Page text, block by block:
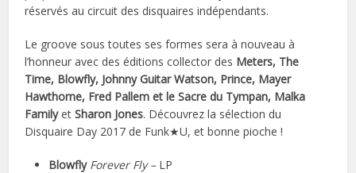
réservés au circuit des disquaires indépendants.
Le groove sous toutes ses formes sera à nouveau à
l’honneur avec des éditions collector des Meters, The
Time, Blowfly, Johnny Guitar Watson, Prince, Mayer
Hawthorne, Fred Pallem et le Sacre du Tympan, Malka
FamilyetSharon Jones. Découvrez la sélection du
Disquaire Day 2017 de Funk★U, et bonne pioche !
Blowfly Forever Fly –LP